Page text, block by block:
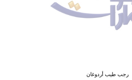
رجب طيب أردوغان